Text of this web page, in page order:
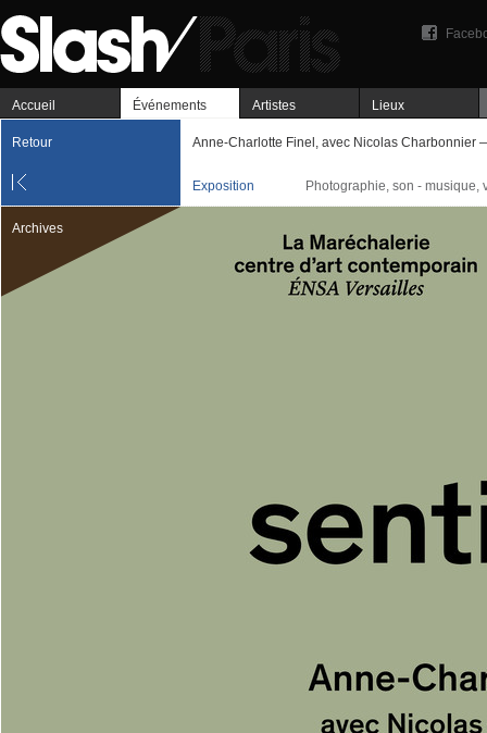
Accueil Événements Artistes Lieux
Retour Anne-Charlotte Finel, avec Nicolas Charbonnier
Exposition Photographie, son - musique,
Archives